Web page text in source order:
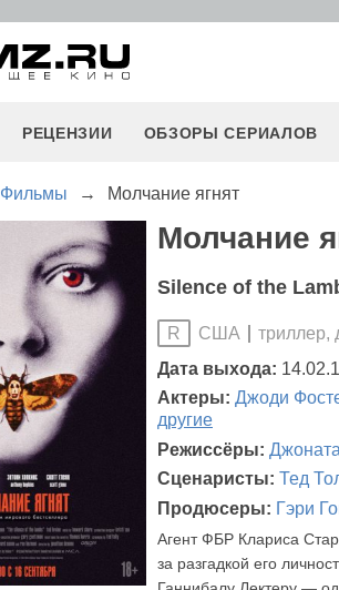
РЕЦЕНЗИИ ОБЗОРЫ СЕРИАЛОВ
Фильмы → Молчание ягнят
Молчание
Silence of the
R США триллер,
Дата выхода:
Актеры: Джоди
другие
Режиссёры:
Сценаристы: Тед
Продюсеры: Гэри
Агент ФБР Клариса
за разгадкой его